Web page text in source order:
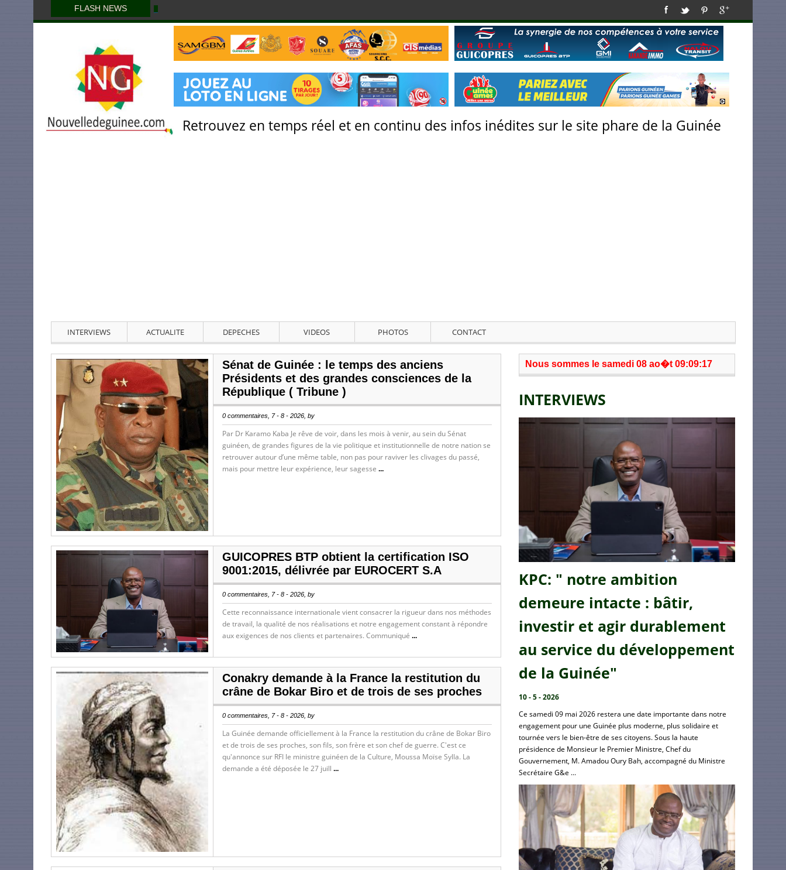
FLASH NEWS
Retrouvez en temps réel et en continu des infos inédites sur le site phare de la Guinée
INTERVIEWS ACTUALITE DEPECHES VIDEOS PHOTOS CONTACT
Sénat de Guinée : le temps des anciens
Présidents et des grandes consciences de la
République ( Tribune )
0 commentaires, 7 - 8 - 2026, by
Par Dr Karamo Kaba Je rêve de voir, dans les mois à venir, au sein du Sénat
guinéen, de grandes figures de la vie politique et institutionnelle de notre nation se
retrouver autour d’une même table, non pas pour raviver les clivages du passé,
mais pour mettre leur expérience, leur sagesse ...
GUICOPRES BTP obtient la certification ISO
9001:2015, délivrée par EUROCERT S.A
0 commentaires, 7 - 8 - 2026, by
Cette reconnaissance internationale vient consacrer la rigueur dans nos méthodes
de travail, la qualité de nos réalisations et notre engagement constant à répondre
aux exigences de nos clients et partenaires. Communiqué ...
Conakry demande à la France la restitution du
crâne de Bokar Biro et de trois de ses proches
0 commentaires, 7 - 8 - 2026, by
La Guinée demande officiellement à la France la restitution du crâne de Bokar Biro
et de trois de ses proches, son fils, son frère et son chef de guerre. C'est ce
qu'annonce sur RFI le ministre guinéen de la Culture, Moussa Moïse Sylla. La
demande a été déposée le 27 juill ...
Nous sommes le samedi 08 ao�t 09:09:17
INTERVIEWS
KPC: " notre ambition
demeure intacte : bâtir,
investir et agir durablement
au service du développement
de la Guinée"
10 - 5 - 2026
Ce samedi 09 mai 2026 restera une date importante dans notre
engagement pour une Guinée plus moderne, plus solidaire et
tournée vers le bien-être de ses citoyens. Sous la haute
présidence de Monsieur le Premier Ministre, Chef du
Gouvernement, M. Amadou Oury Bah, accompagné du Ministre
Secrétaire G&e ...